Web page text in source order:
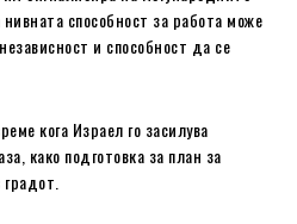
способност за работа може
и способност да се
кога Израел го засилува
како подготовка за план за